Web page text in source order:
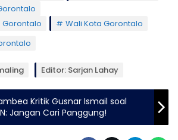
Gorontalo
Wali Kota Gorontalo
Editor: Sarjan Lahay
Kritik Gusnar Ismail soal
Jangan Cari Panggung!